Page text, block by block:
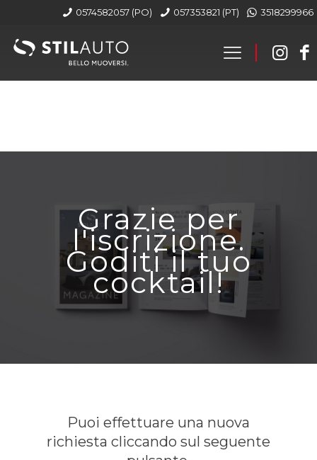
0574582057 (PO) 057353821 (PT) 3518299966
Grazie per
l'iscrizione.
Goditi il tuo
cocktail!
Puoi effettuare una nuova
richiesta cliccando sul seguente